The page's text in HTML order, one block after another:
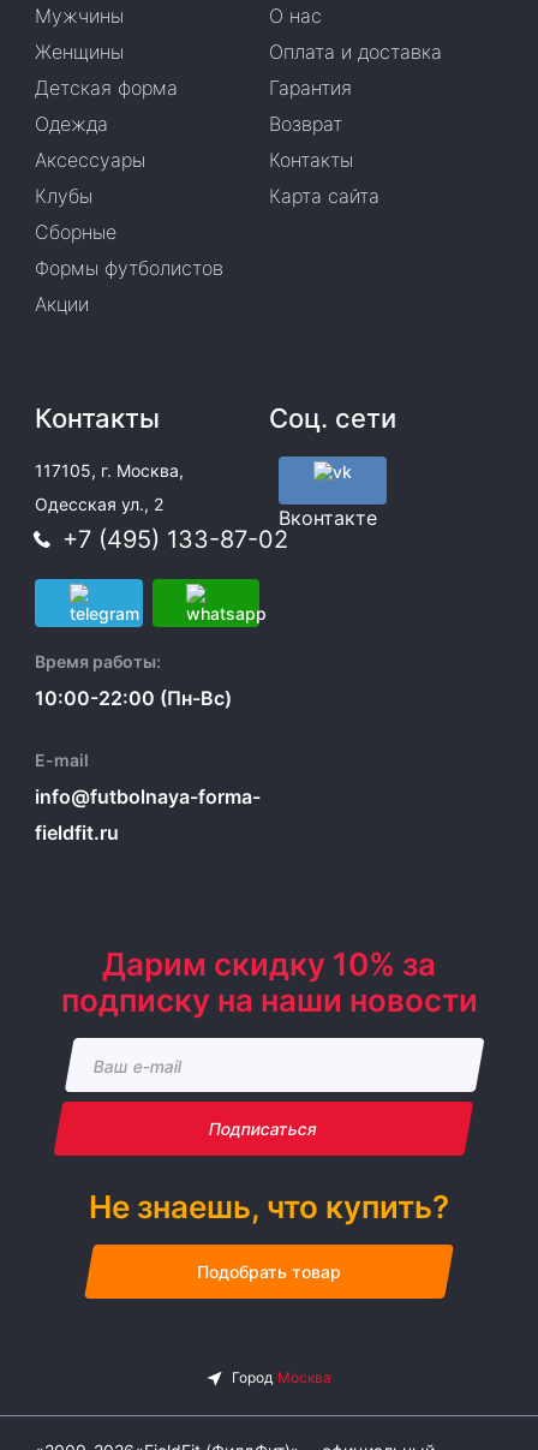
Мужчины
Женщины
Детская форма
Одежда
Аксессуары
Клубы
Сборные
Формы футболистов
Акции
О нас
Оплата и доставка
Гарантия
Возврат
Контакты
Карта сайта
Контакты
117105, г. Москва,
Одесская ул., 2
+7 (495) 133-87-02
Время работы:
10:00-22:00 (Пн-Вс)
E-mail
info@futbolnaya-forma-
fieldfit.ru
Соц. сети
Вконтакте
Дарим скидку 10% за
подписку на наши новости
Подписаться
Не знаешь, что купить?
Подобрать товар